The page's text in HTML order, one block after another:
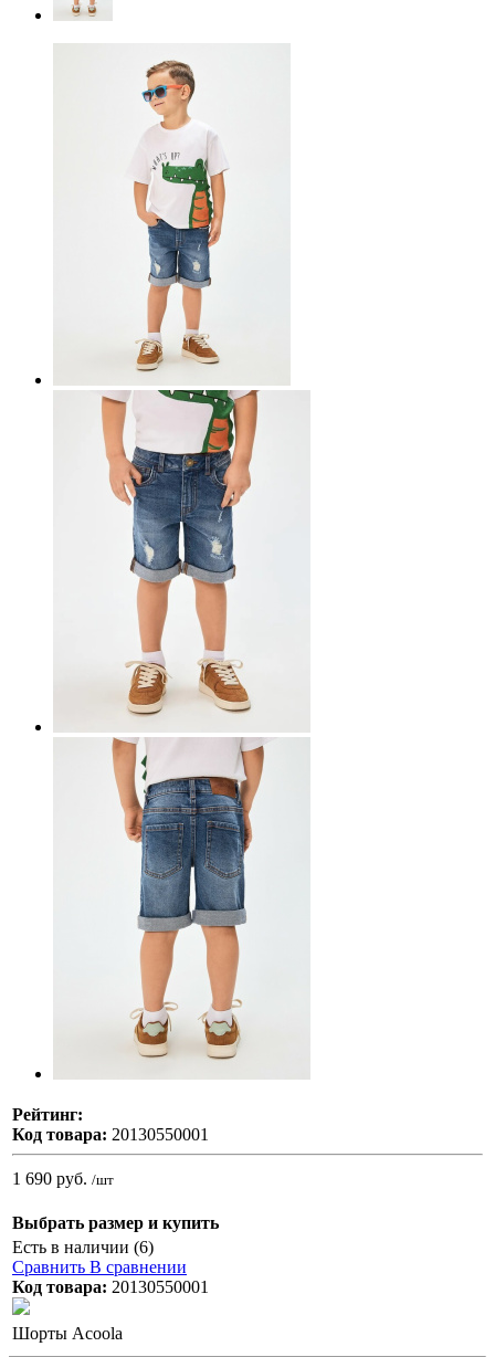
Рейтинг:
Код товара: 20130550001
1 690 руб. /шт
Выбрать размер и купить
Есть в наличии (6)
Сравнить В сравнении
Код товара: 20130550001
Шорты Acoola